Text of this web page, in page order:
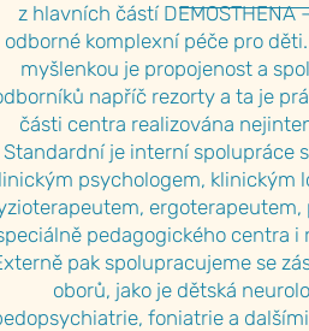
z hlavních částí DEMOSTHENA
odborné komplexní péče pro
myšlenkou je propojenost a
napříč rezorty a ta je
části centra realizována
Standardní je interní spolupráce
psychologem, klinickým
ergoterapeutem,
pedagogického centra i
pak spolupracujeme se
oborů, jako je dětská
foniatrie a